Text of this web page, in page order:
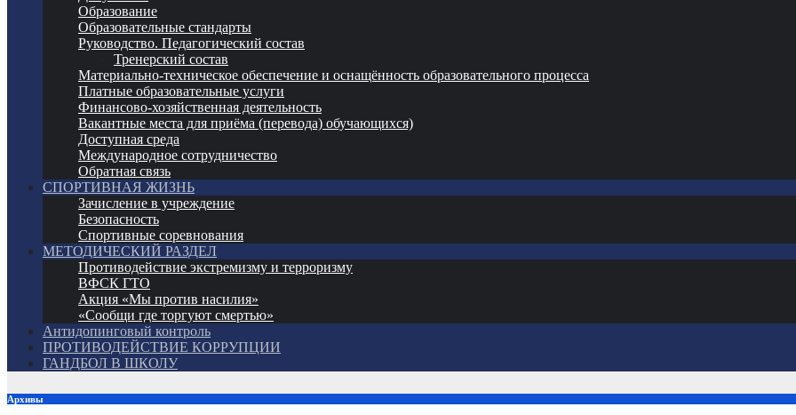
Образование
Образовательные стандарты
Руководство. Педагогический состав
Тренерский состав
Материально-техническое обеспечение и оснащённость образовательного процесса
Платные образовательные услуги
Финансово-хозяйственная деятельность
Вакантные места для приёма (перевода) обучающихся)
Доступная среда
Международное сотрудничество
Обратная связь
СПОРТИВНАЯ ЖИЗНЬ
Зачисление в учреждение
Безопасность
Спортивные соревнования
МЕТОДИЧЕСКИЙ РАЗДЕЛ
Противодействие экстремизму и терроризму
ВФСК ГТО
Акция «Мы против насилия»
«Сообщи где торгуют смертью»
Антидопинговый контроль
ПРОТИВОДЕЙСТВИЕ КОРРУПЦИИ
ГАНДБОЛ В ШКОЛУ
Архивы